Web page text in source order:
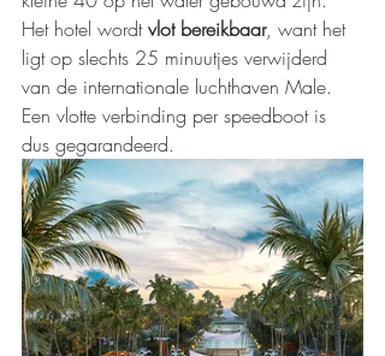
Het hotel wordt vlot bereikbaar, want het
ligt op slechts 25 minuutjes verwijderd
van de internationale luchthaven Male.
Een vlotte verbinding per speedboot is
dus gegarandeerd.